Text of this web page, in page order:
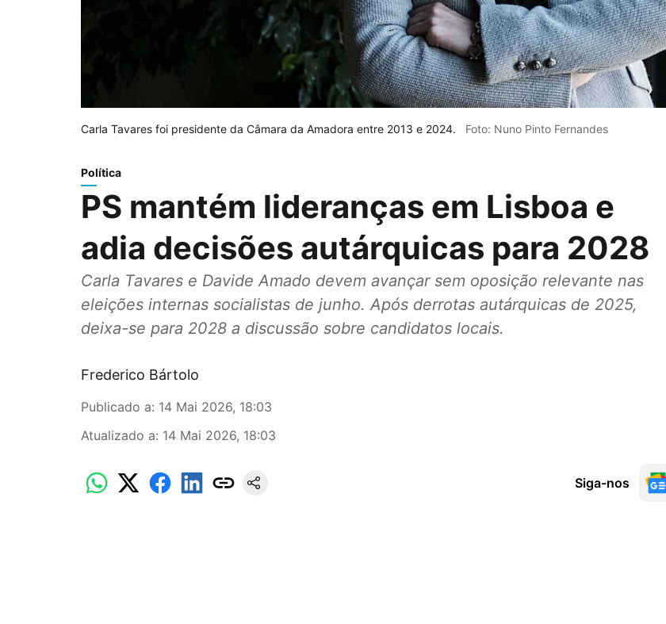
Carla Tavares foi presidente da Câmara da Amadora entre 2013 e 2024. Foto: Nuno Pinto Fernandes
Política
PS mantém lideranças em Lisboa e
adia decisões autárquicas para 2028
Carla Tavares e Davide Amado devem avançar sem oposição relevante nas
eleições internas socialistas de junho. Após derrotas autárquicas de 2025,
deixa-se para 2028 a discussão sobre candidatos locais.
Frederico Bártolo
Publicado a: 14 Mai 2026, 18:03
Atualizado a: 14 Mai 2026, 18:03
Siga-nos